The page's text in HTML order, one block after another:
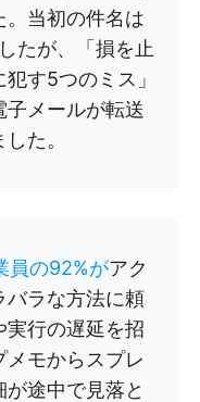
。当初の件名は
たが、「損を止
す5つのミス」
子メールが転送
た。
員の92%がアク
バラな方法に頼
実行の遅延を招
モからスプレ
途中で見落と